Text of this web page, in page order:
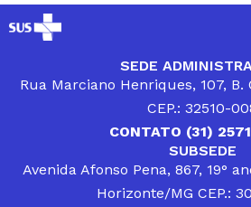
SEDE
Rua Marciano Henriques, 107,
CEP.: 32510-
CONTATO (31)
SUBSEDE
Avenida Afonso Pena, 867, 19°
Horizonte/MG CEP.: